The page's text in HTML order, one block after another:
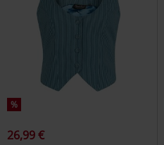
%
26,99 €